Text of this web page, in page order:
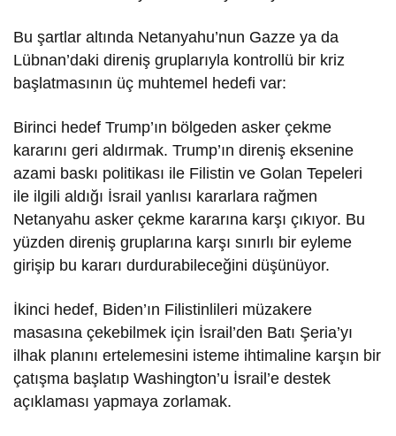
Bu şartlar altında Netanyahu’nun Gazze ya da
Lübnan’daki direniş gruplarıyla kontrollü bir kriz
başlatmasının üç muhtemel hedefi var:
Birinci hedef Trump’ın bölgeden asker çekme
kararını geri aldırmak. Trump’ın direniş eksenine
azami baskı politikası ile Filistin ve Golan Tepeleri
ile ilgili aldığı İsrail yanlısı kararlara rağmen
Netanyahu asker çekme kararına karşı çıkıyor. Bu
yüzden direniş gruplarına karşı sınırlı bir eyleme
girişip bu kararı durdurabileceğini düşünüyor.
İkinci hedef, Biden’ın Filistinlileri müzakere
masasına çekebilmek için İsrail’den Batı Şeria’yı
ilhak planını ertelemesini isteme ihtimaline karşın bir
çatışma başlatıp Washington’u İsrail’e destek
açıklaması yapmaya zorlamak.